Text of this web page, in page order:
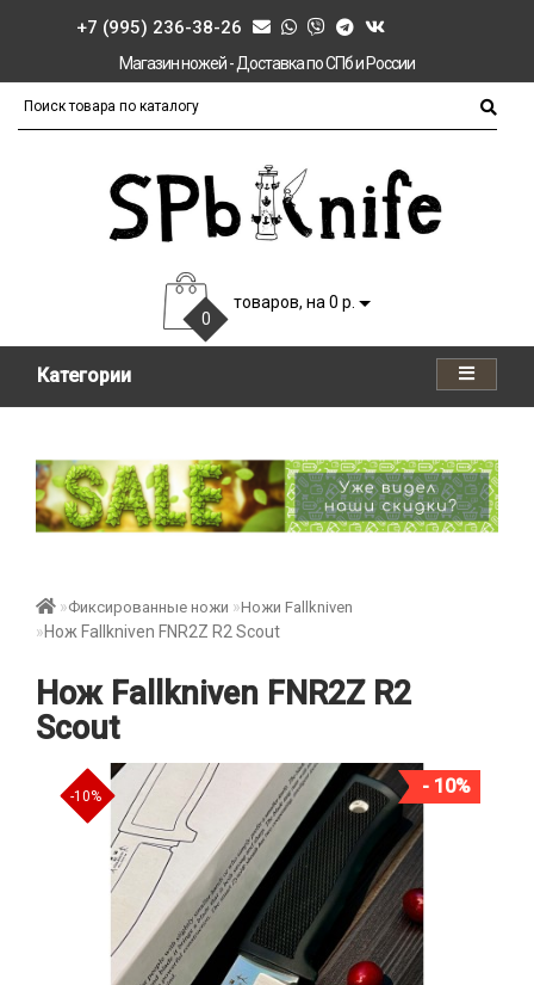
+7 (995) 236-38-26
Магазин ножей - Доставка по СПб и России
0
товаров, на 0 р.
Категории
Фиксированные ножи Ножи Fallkniven
Нож Fallkniven FNR2Z R2 Scout
Нож Fallkniven FNR2Z R2
Scout
- 10%
-10%